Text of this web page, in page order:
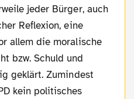
jeder Bürger, auch
Reflexion, eine
allem die moralische
bzw. Schuld und
geklärt. Zumindest
kein politisches